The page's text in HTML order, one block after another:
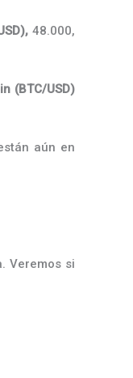
48.000,
(BTC/USD)
aún en
Veremos si